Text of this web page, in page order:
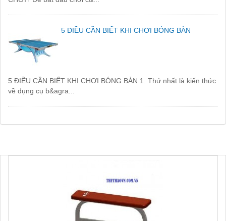
5 ĐIỀU CẦN BIẾT KHI CHƠI BÓNG BÀN
5 ĐIỀU CẦN BIẾT KHI CHƠI BÓNG BÀN 1. Thứ nhất là kiến thức
về dụng cụ b&agra...